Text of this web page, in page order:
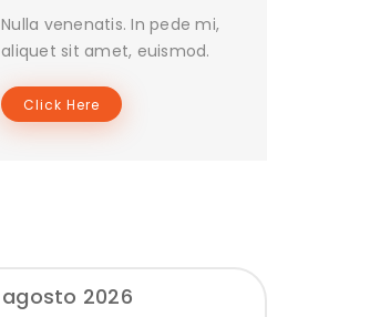
Nulla venenatis. In pede mi,
aliquet sit amet, euismod.
Click Here
agosto 2026